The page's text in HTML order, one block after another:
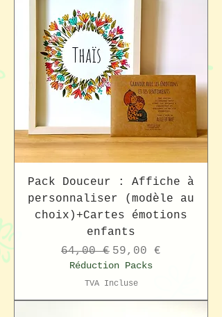
Pack Douceur : Affiche à
personnaliser (modèle au
choix)+Cartes émotions
enfants
Prix original
64,00 € Prix
59,00 €
Réduction Packs
TVA Incluse